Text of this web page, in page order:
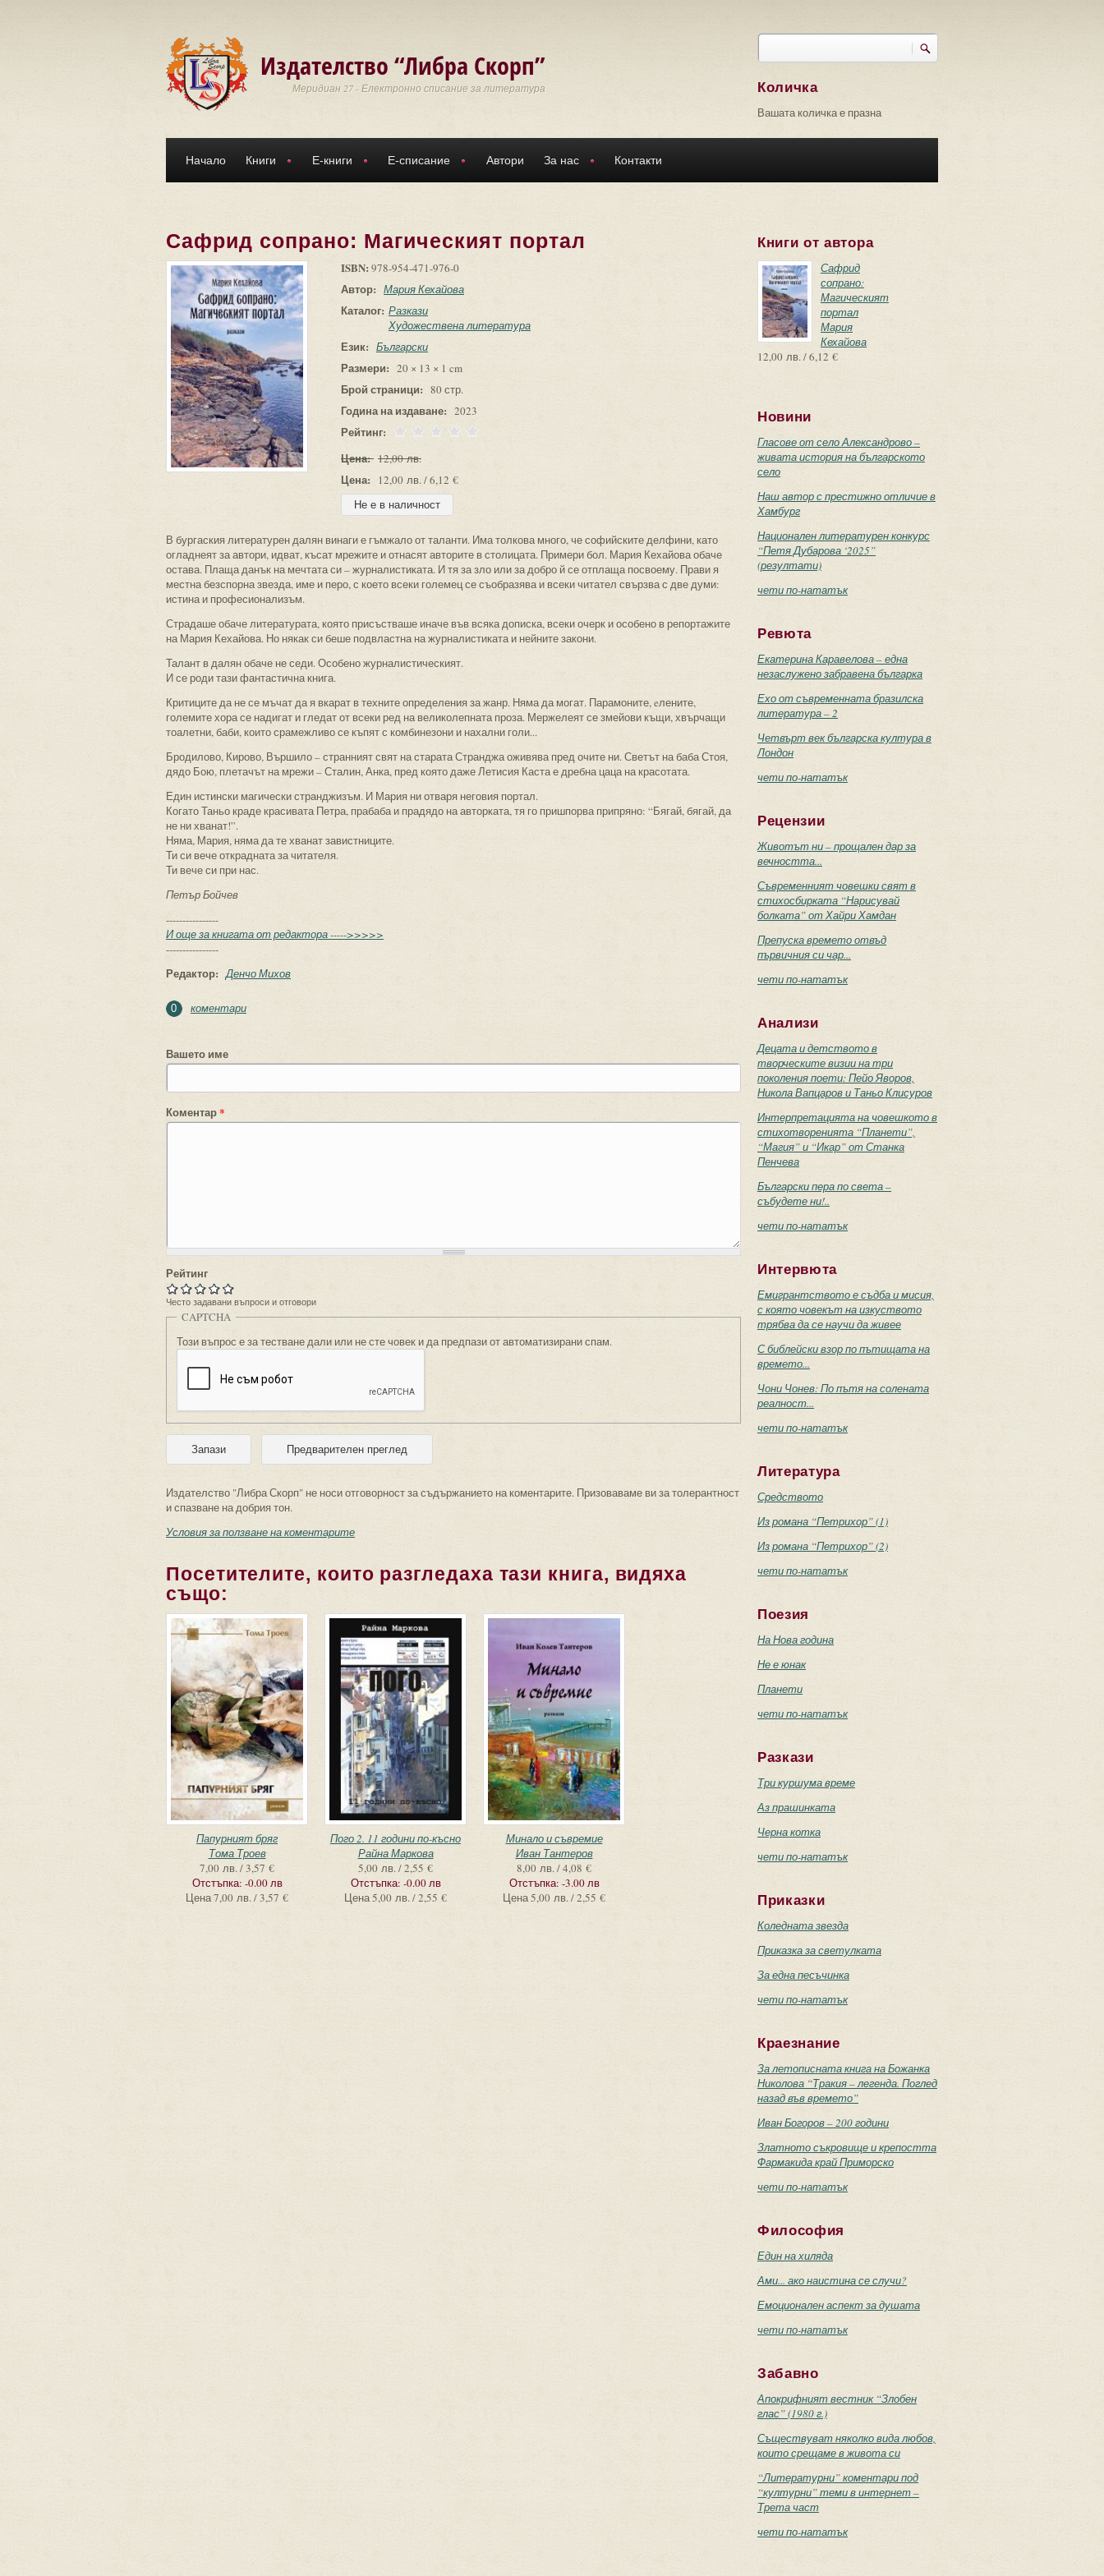
Издателство “Либра Скорп”
Меридиан 27 - Електронно списание за литература
Търси
Количка
Вашата количка е празна
Начало Книги Е-книги Е-списание Автори За нас Контакти
Сафрид сопрано: Магическият портал
ISBN: 978-954-471-976-0
Автор: Мария Кехайова
Каталог: Разкази
Художествена литература
Език: Български
Размери: 20 × 13 × 1 cm
Брой страници: 80 стр.
Година на издаване: 2023
Рейтинг:
Цена: 12,00 лв.
Цена: 12,00 лв. / 6,12 €
В бургаския литературен далян винаги е гъмжало от таланти. Има толкова много, че софийските делфини, като
огладнеят за автори, идват, късат мрежите и отнасят авторите в столицата. Примери бол. Мария Кехайова обаче
остава. Плаща данък на мечтата си – журналистиката. И тя за зло или за добро й се отплаща посвоему. Прави я
местна безспорна звезда, име и перо, с което всеки големец се съобразява и всеки читател свързва с две думи:
истина и професионализъм.
Страдаше обаче литературата, която присъстваше иначе във всяка дописка, всеки очерк и особено в репортажите
на Мария Кехайова. Но някак си беше подвластна на журналистиката и нейните закони.
Талант в далян обаче не седи. Особено журналистическият.
И се роди тази фантастична книга.
Критиците да не се мъчат да я вкарат в техните определения за жанр. Няма да могат. Парамоните, eлените,
големите хора се надигат и гледат от всеки ред на великолепната проза. Мержелеят се змейови къщи, хвърчащи
тоалетни, баби, които срамежливо се къпят с комбинезони и нахални голи...
Бродилово, Кирово, Вършило – странният свят на старата Странджа оживява пред очите ни. Светът на баба Стоя,
дядо Бою, плетачът на мрежи – Сталин, Анка, пред която даже Летисия Каста е дребна цаца на красотата.
Един истински магически странджизъм. И Мария ни отваря неговия портал.
Когато Таньо краде красивата Петра, прабаба и прадядо на авторката, тя го пришпорва припряно: “Бягай, бягай, да
не ни хванат!”.
Няма, Мария, няма да те хванат завистниците.
Ти си вече открадната за читателя.
Ти вече си при нас.
Петър Бойчев
----------------
И още за книгата от редактора ----->>>>>
----------------
Редактор: Денчо Михов
0 коментари
Вашето име
Коментар*
Рейтинг
Често задавани въпроси и отговори
CAPTCHA
Този въпрос е за тестване дали или не сте човек и да предпази от автоматизирани спам.
Издателство "Либра Скорп" не носи отговорност за съдържанието на коментарите. Призоваваме ви за толерантност
и спазване на добрия тон.
Условия за ползване на коментарите
Посетителите, които разгледаха тази книга, видяха
също:
Папурният бряг
Тома Троев
7,00 лв. / 3,57 €
Отстъпка: -0.00 лв
Цена7,00 лв. / 3,57 €
Пого 2. 11 години по-късно
Райна Маркова
5,00 лв. / 2,55 €
Отстъпка: -0.00 лв
Цена5,00 лв. / 2,55 €
Минало и съвремие
Иван Тантеров
8,00 лв. / 4,08 €
Отстъпка: -3.00 лв
Цена5,00 лв. / 2,55 €
Книги от автора
Сафрид
сопрано:
Магическият
портал
Мария
Кехайова
12,00 лв. / 6,12 €
Новини
Гласове от село Александрово –
живата история на българското
село
Наш автор с престижно отличие в
Хамбург
Национален литературен конкурс
“Петя Дубарова ‘2025”
(резултати)
чети по-нататък
Ревюта
Екатерина Каравелова – една
незаслужено забравена българка
Ехо от съвременната бразилска
литература – 2
Четвърт век българска култура в
Лондон
чети по-нататък
Рецензии
Животът ни – прощален дар за
вечността...
Съвременният човешки свят в
стихосбирката “Нарисувай
болката” от Хайри Хамдан
Препуска времето отвъд
първичния си чар...
чети по-нататък
Анализи
Децата и детството в
творческите визии на три
поколения поети: Пейо Яворов,
Никола Вапцаров и Таньо Клисуров
Интерпретацията на човешкото в
стихотворенията “Планети”,
“Магия” и “Икар” от Станка
Пенчева
Български пера по света –
събудете ни!..
чети по-нататък
Интервюта
Емигрантството е съдба и мисия,
с която човекът на изкуството
трябва да се научи да живее
С библейски взор по пътищата на
времето...
Чони Чонев: По пътя на солената
реалност...
чети по-нататък
Литература
Средството
Из романа “Петрихор” (1)
Из романа “Петрихор” (2)
чети по-нататък
Поезия
На Нова година
Не е юнак
Планети
чети по-нататък
Разкази
Три куршума време
Аз прашинката
Черна котка
чети по-нататък
Приказки
Коледната звезда
Приказка за светулката
За една песъчинка
чети по-нататък
Краезнание
За летописната книга на Божанка
Николова “Тракия – легенда. Поглед
назад във времето”
Иван Богоров – 200 години
Златното съкровище и крепостта
Фармакида край Приморско
чети по-нататък
Философия
Един на хиляда
Ами... ако наистина се случи?
Емоционален аспект за душата
чети по-нататък
Забавно
Апокрифният вестник “Злобен
глас” (1980 г.)
Съществуват няколко вида любов,
които срещаме в живота си
“Литературни” коментари под
“културни” теми в интернет –
Трета част
чети по-нататък